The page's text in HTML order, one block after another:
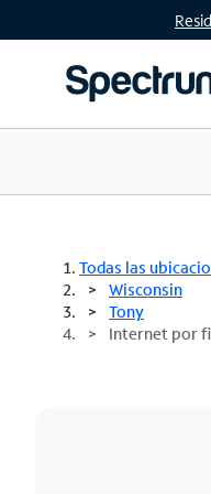
Todas las
Wisconsin
Tony
Internet por